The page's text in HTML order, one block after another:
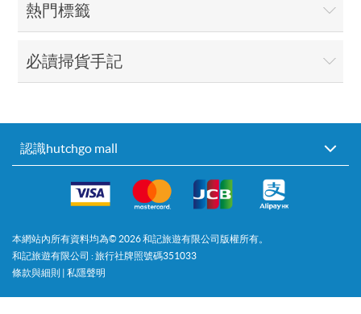
熱門標籤
必讀掃貨手記
認識hutchgo mall
本網站內所有資料均為© 2026和記旅遊有限公司版權所有。
和記旅遊有限公司 : 旅行社牌照號碼351033
條款與細則 | 私隱聲明